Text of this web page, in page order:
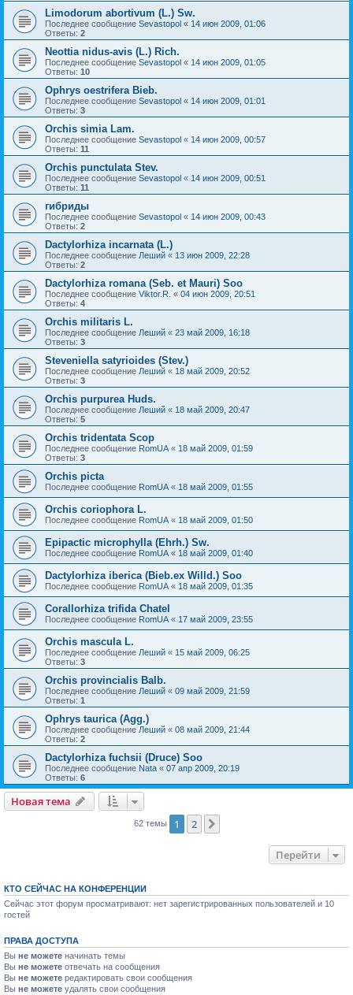
Limodorum abortivum (L.) Sw.
Последнее сообщение Sevastopol « 14 июн 2009, 01:06
Ответы: 2
Neottia nidus-avis (L.) Rich.
Последнее сообщение Sevastopol « 14 июн 2009, 01:05
Ответы: 10
Ophrys oestrifera Bieb.
Последнее сообщение Sevastopol « 14 июн 2009, 01:01
Ответы: 3
Orchis simia Lam.
Последнее сообщение Sevastopol « 14 июн 2009, 00:57
Ответы: 11
Orchis punctulata Stev.
Последнее сообщение Sevastopol « 14 июн 2009, 00:51
Ответы: 11
гибриды
Последнее сообщение Sevastopol « 14 июн 2009, 00:43
Ответы: 2
Dactylorhiza incarnata (L.)
Последнее сообщение Леший « 13 июн 2009, 22:28
Ответы: 2
Dactylorhiza romana (Seb. et Mauri) Soo
Последнее сообщение Viktor.R. « 04 июн 2009, 20:51
Ответы: 4
Orchis militaris L.
Последнее сообщение Леший « 23 май 2009, 16:18
Ответы: 3
Steveniella satyrioides (Stev.)
Последнее сообщение Леший « 18 май 2009, 20:52
Ответы: 3
Orchis purpurea Huds.
Последнее сообщение Леший « 18 май 2009, 20:47
Ответы: 5
Orchis tridentata Scop
Последнее сообщение RomUA « 18 май 2009, 01:59
Ответы: 3
Orchis picta
Последнее сообщение RomUA « 18 май 2009, 01:55
Orchis coriophora L.
Последнее сообщение RomUA « 18 май 2009, 01:50
Epipactic microphylla (Ehrh.) Sw.
Последнее сообщение RomUA « 18 май 2009, 01:40
Dactylorhiza iberica (Bieb.ex Willd.) Soo
Последнее сообщение RomUA « 18 май 2009, 01:35
Corallorhiza trifida Chatel
Последнее сообщение RomUA « 17 май 2009, 23:55
Orchis mascula L.
Последнее сообщение Леший « 15 май 2009, 06:25
Ответы: 3
Orchis provincialis Balb.
Последнее сообщение Леший « 09 май 2009, 21:59
Ответы: 1
Ophrys taurica (Agg.)
Последнее сообщение Леший « 08 май 2009, 21:44
Ответы: 2
Dactylorhiza fuchsii (Druce) Soo
Последнее сообщение Nata « 07 апр 2009, 20:19
Ответы: 6
Новая тема
62 темы 1 2
Перейти
КТО СЕЙЧАС НА КОНФЕРЕНЦИИ
Сейчас этот форум просматривают: нет зарегистрированных пользователей и 10
гостей
ПРАВА ДОСТУПА
Вы не можете начинать темы
Вы не можете отвечать на сообщения
Вы не можете редактировать свои сообщения
Вы не можете удалять свои сообщения